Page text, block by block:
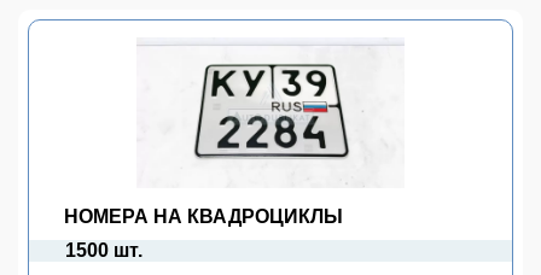
НОМЕРА НА КВАДРОЦИКЛЫ
1500 шт.